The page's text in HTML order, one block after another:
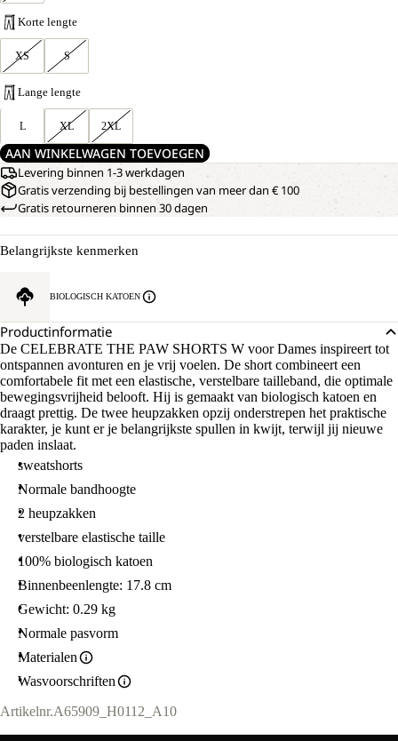
Korte lengte
XS S
Lange lengte
L XL 2XL
AAN WINKELWAGEN TOEVOEGEN
Levering binnen 1-3 werkdagen
Gratis verzending bij bestellingen van meer dan € 100
Gratis retourneren binnen 30 dagen
Belangrijkste kenmerken
BIOLOGISCH KATOEN
Productinformatie
De CELEBRATE THE PAW SHORTS W voor Dames inspireert tot
ontspannen avonturen en je vrij voelen. De short combineert een
comfortabele fit met een elastische, verstelbare tailleband, die optimale
bewegingsvrijheid belooft. Hij is gemaakt van biologisch katoen en
draagt prettig. De twee heupzakken opzij onderstrepen het praktische
karakter, je kunt er je belangrijkste spullen in kwijt, terwijl jij nieuwe
paden inslaat.
sweatshorts
Normale bandhoogte
2 heupzakken
verstelbare elastische taille
100% biologisch katoen
Binnenbeenlengte: 17.8 cm
Gewicht: 0.29 kg
Normale pasvorm
Materialen
Wasvoorschriften
Artikelnr.A65909_H0112_A10